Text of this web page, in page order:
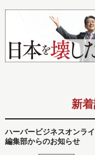
新
ハーバービジネスオンラ
編集部からのお知らせ